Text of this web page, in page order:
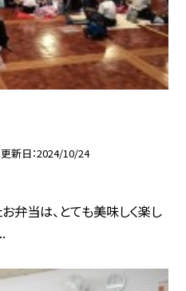
更新日 2024/10/24
弁当は、とても美味しく楽し